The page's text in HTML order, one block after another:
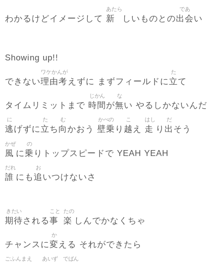
わかるけどイメージして 新
あたら
しいものとの出会
であ
い
Showing up!!
できない理由考
ワケかんが
えずに まずフィールドに立
た
て
タイムリミットまで 時間
じかん
が無
な
い やるしかないんだ
逃
に
げずに立
た
ち 向
む
かおう 壁乗
かべの
り 越
こ
え 走
はし
り 出
だ
そう
風
かぜ
に乗
の
りトップスピードで YEAH YEAH
誰
だれ
にも追
お
いつけないさ
期待
きたい
される事
こと
楽
たの
しんでかなくちゃ
チャンスに変
か
える それができたら
ごふんまえ あいず でばん